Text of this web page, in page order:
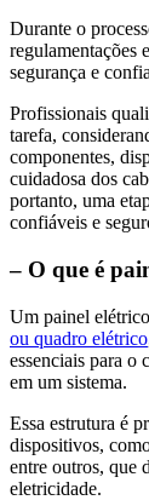
Durante o
regulamentações
segurança e
Profissionais
tarefa,
componentes,
cuidadosa dos
portanto, uma
confiáveis e
– O que é
Um painel
ou quadro elétrico
essenciais para o
em um sistema.
Essa estrutura é
dispositivos,
entre outros, que
eletricidade.